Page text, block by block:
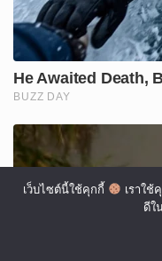
เว็บไซต์นี้ใช้คุกกี้
เราใ
ดีใ